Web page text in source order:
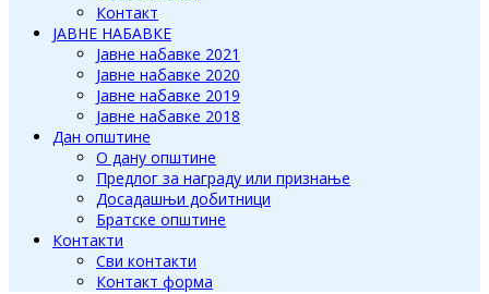
Контакт
ЈАВНЕ НАБАВКЕ
Јавне набавке 2021
Јавне набавке 2020
Јавне набавке 2019
Јавне набавке 2018
Дан општине
О дану општине
Предлог за награду или признање
Досадашњи добитници
Братске општине
Контакти
Сви контакти
Контакт форма